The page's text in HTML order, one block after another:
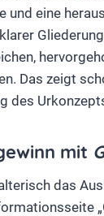
und eine
Das zeigt
des
mit
das